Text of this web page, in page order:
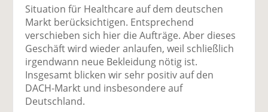
Situation für Healthcare auf dem deutschen
Markt berücksichtigen. Entsprechend
verschieben sich hier die Aufträge. Aber dieses
Geschäft wird wieder anlaufen, weil schließlich
irgendwann neue Bekleidung nötig ist.
Insgesamt blicken wir sehr positiv auf den
DACH-Markt und insbesondere auf
Deutschland.